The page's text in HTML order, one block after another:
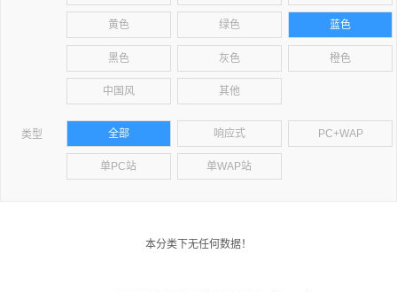
黄色 绿色 蓝色
黑色 灰色 橙色
中国风 其他
类型 全部 响应式 PC+WAP
单PC站 单WAP站
本分类下无任何数据！